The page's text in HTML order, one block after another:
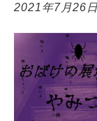
2021年7月26